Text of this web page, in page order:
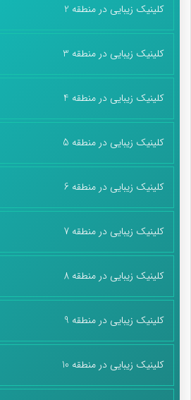
کلینیک زیبایی در منطقه 2
کلینیک زیبایی در منطقه 3
کلینیک زیبایی در منطقه 4
کلینیک زیبایی در منطقه 5
کلینیک زیبایی در منطقه 6
کلینیک زیبایی در منطقه 7
کلینیک زیبایی در منطقه 8
کلینیک زیبایی در منطقه 9
کلینیک زیبایی در منطقه 10